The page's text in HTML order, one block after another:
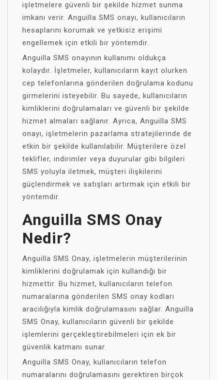
işletmelere güvenli bir şekilde hizmet sunma
imkanı verir. Anguilla SMS onayı, kullanıcıların
hesaplarını korumak ve yetkisiz erişimi
engellemek için etkili bir yöntemdir.
Anguilla SMS onayının kullanımı oldukça
kolaydır. İşletmeler, kullanıcıların kayıt olurken
cep telefonlarına gönderilen doğrulama kodunu
girmelerini isteyebilir. Bu sayede, kullanıcıların
kimliklerini doğrulamaları ve güvenli bir şekilde
hizmet almaları sağlanır. Ayrıca, Anguilla SMS
onayı, işletmelerin pazarlama stratejilerinde de
etkin bir şekilde kullanılabilir. Müşterilere özel
teklifler, indirimler veya duyurular gibi bilgileri
SMS yoluyla iletmek, müşteri ilişkilerini
güçlendirmek ve satışları artırmak için etkili bir
yöntemdir.
Anguilla SMS Onay
Nedir?
Anguilla SMS Onay, işletmelerin müşterilerinin
kimliklerini doğrulamak için kullandığı bir
hizmettir. Bu hizmet, kullanıcıların telefon
numaralarına gönderilen SMS onay kodları
aracılığıyla kimlik doğrulamasını sağlar. Anguilla
SMS Onay, kullanıcıların güvenli bir şekilde
işlemlerini gerçekleştirebilmeleri için ek bir
güvenlik katmanı sunar.
Anguilla SMS Onay, kullanıcıların telefon
numaralarını doğrulamasını gerektiren birçok